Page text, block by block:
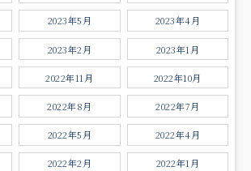
2023年5月 2023年4月
2023年2月 2023年1月
2022年11月 2022年10月
2022年8月 2022年7月
2022年5月 2022年4月
2022年2月 2022年1月